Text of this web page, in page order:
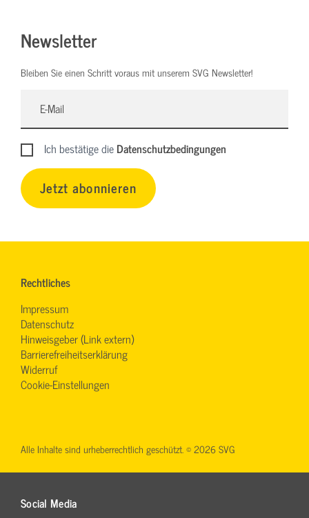
Newsletter
Bleiben Sie einen Schritt voraus mit unserem SVG Newsletter!
Ich bestätige dieDatenschutzbedingungen
Jetzt abonnieren
Rechtliches
Impressum
Datenschutz
Hinweisgeber (Link extern)
Barrierefreiheitserklärung
Widerruf
Cookie-Einstellungen
Social Media
Alle Inhalte sind urheberrechtlich geschützt. © 2026 SVG